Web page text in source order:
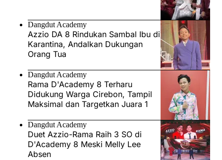
Dangdut Academy
Azzio DA 8 Rindukan Sambal Ibu di
Karantina, Andalkan Dukungan
Orang Tua
Dangdut Academy
Rama D'Academy 8 Terharu
Didukung Warga Cirebon, Tampil
Maksimal dan Targetkan Juara 1
Dangdut Academy
Duet Azzio-Rama Raih 3 SO di
D'Academy 8 Meski Melly Lee
Absen